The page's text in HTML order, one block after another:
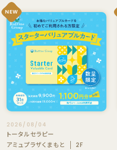
NEW
2026/08/04
トータルセラピー
アミュプラザくまもと
2F